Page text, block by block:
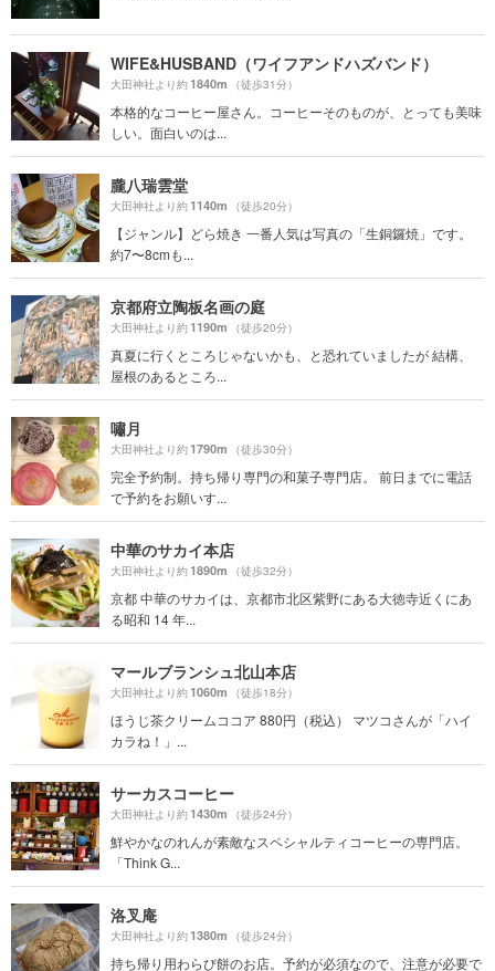
WIFE&HUSBAND（ワイフアンドハズバンド）
大田神社より約1840m （徒歩31分）
本格的なコーヒー屋さん。コーヒーそのものが、とっても美味
しい。面白いのは...
朧八瑞雲堂
大田神社より約1140m （徒歩20分）
【ジャンル】どら焼き 一番人気は写真の「生銅鑼焼」です。
約7〜8cmも...
京都府立陶板名画の庭
大田神社より約1190m （徒歩20分）
真夏に行くところじゃないかも、と恐れていましたが 結構、
屋根のあるところ...
嘯月
大田神社より約1790m （徒歩30分）
完全予約制。持ち帰り専門の和菓子専門店。 前日までに電話
で予約をお願いす...
中華のサカイ本店
大田神社より約1890m （徒歩32分）
京都 中華のサカイは、京都市北区紫野にある大徳寺近くにあ
る昭和 14 年...
マールブランシュ北山本店
大田神社より約1060m （徒歩18分）
ほうじ茶クリームココア 880円（税込） マツコさんが「ハイ
カラね！」...
サーカスコーヒー
大田神社より約1430m （徒歩24分）
鮮やかなのれんが素敵なスペシャルティコーヒーの専門店。
「Think G...
洛叉庵
大田神社より約1380m （徒歩24分）
持ち帰り用わらび餅のお店。予約が必須なので、注意が必要で